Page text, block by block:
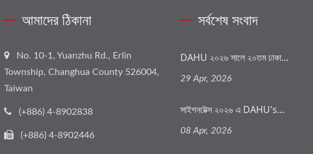
আমাদের ঠিকানা
No. 10-1, Yuanzhu Rd., Erlin
Township, Changhua County 526004,
Taiwan
(+886) 4-8902838
(+886) 4-8902446
সর্বশেষ সংবাদ
DAHU ২০২৬ সালে ২০তম ঢাকা...
29 Apr, 2026
সাইগনটেক্স ২০২৬ এ DAHU's...
08 Apr, 2026